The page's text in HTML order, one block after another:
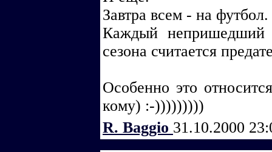
Завтра всем - на
Каждый непришедший
сезона считается
Особенно это
кому) :-)))))))))
R. Baggio 31.10.2000